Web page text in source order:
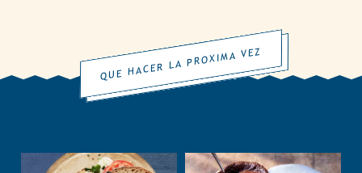
QUE HACER LA PROXIMA VEZ